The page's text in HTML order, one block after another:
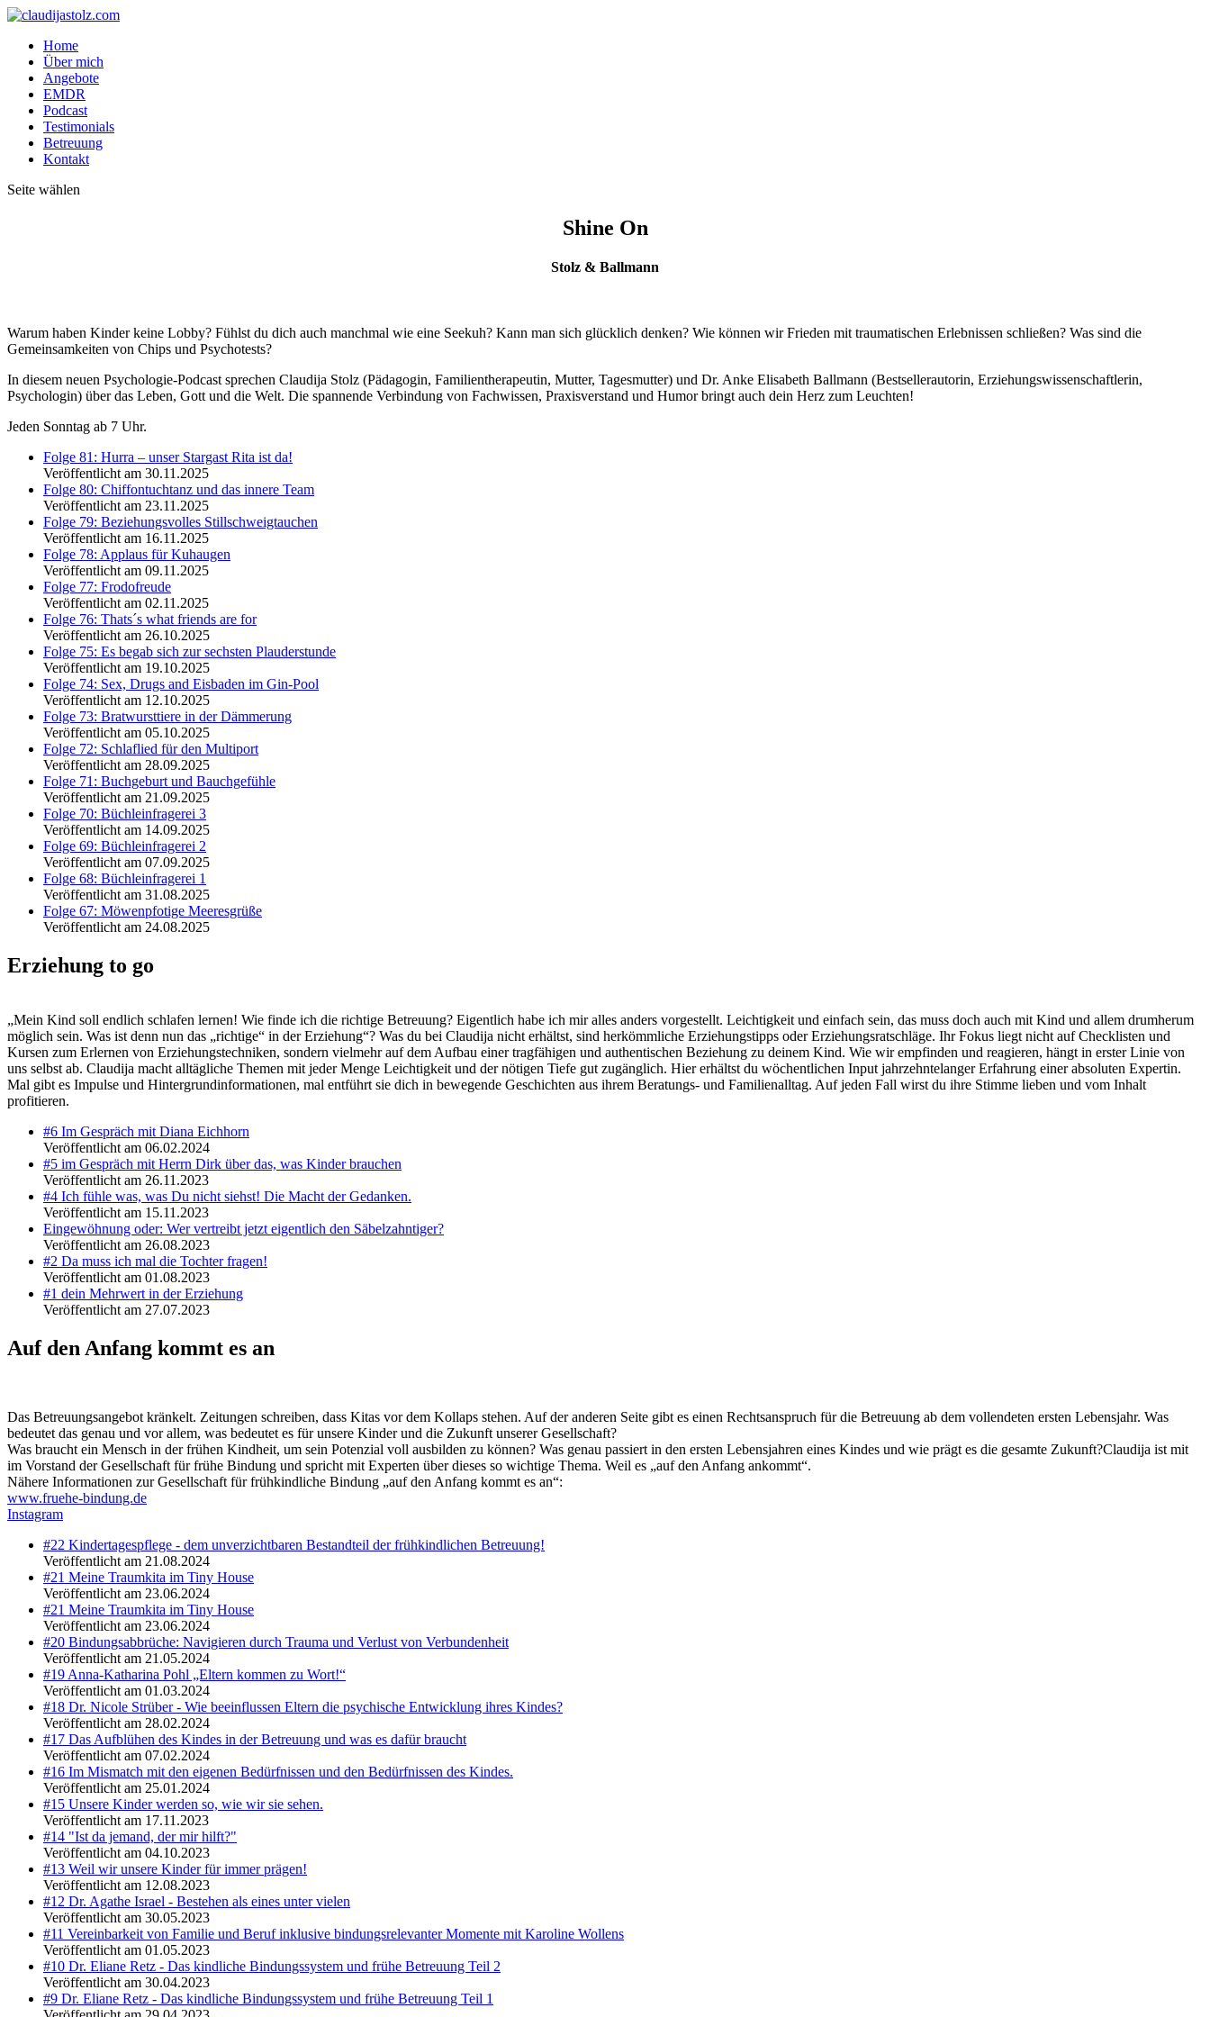
Home
Über mich
Angebote
EMDR
Podcast
Testimonials
Betreuung
Kontakt
Seite wählen
Shine On
Stolz & Ballmann
Warum haben Kinder keine Lobby? Fühlst du dich auch manchmal wie eine Seekuh? Kann man sich glücklich denken? Wie können wir Frieden mit traumatischen Erlebnissen schließen? Was sind die
Gemeinsamkeiten von Chips und Psychotests?
In diesem neuen Psychologie-Podcast sprechen Claudija Stolz (Pädagogin, Familientherapeutin, Mutter, Tagesmutter) und Dr. Anke Elisabeth Ballmann (Bestsellerautorin, Erziehungswissenschaftlerin,
Psychologin) über das Leben, Gott und die Welt. Die spannende Verbindung von Fachwissen, Praxisverstand und Humor bringt auch dein Herz zum Leuchten!
Jeden Sonntag ab 7 Uhr.
Folge 81: Hurra – unser Stargast Rita ist da!
Veröffentlicht am 30.11.2025
Folge 80: Chiffontuchtanz und das innere Team
Veröffentlicht am 23.11.2025
Folge 79: Beziehungsvolles Stillschweigtauchen
Veröffentlicht am 16.11.2025
Folge 78: Applaus für Kuhaugen
Veröffentlicht am 09.11.2025
Folge 77: Frodofreude
Veröffentlicht am 02.11.2025
Folge 76: Thats´s what friends are for
Veröffentlicht am 26.10.2025
Folge 75: Es begab sich zur sechsten Plauderstunde
Veröffentlicht am 19.10.2025
Folge 74: Sex, Drugs and Eisbaden im Gin-Pool
Veröffentlicht am 12.10.2025
Folge 73: Bratwursttiere in der Dämmerung
Veröffentlicht am 05.10.2025
Folge 72: Schlaflied für den Multiport
Veröffentlicht am 28.09.2025
Folge 71: Buchgeburt und Bauchgefühle
Veröffentlicht am 21.09.2025
Folge 70: Büchleinfragerei 3
Veröffentlicht am 14.09.2025
Folge 69: Büchleinfragerei 2
Veröffentlicht am 07.09.2025
Folge 68: Büchleinfragerei 1
Veröffentlicht am 31.08.2025
Folge 67: Möwenpfotige Meeresgrüße
Veröffentlicht am 24.08.2025
Erziehung to go
„Mein Kind soll endlich schlafen lernen! Wie finde ich die richtige Betreuung? Eigentlich habe ich mir alles anders vorgestellt. Leichtigkeit und einfach sein, das muss doch auch mit Kind und allem drumherum
möglich sein. Was ist denn nun das „richtige“ in der Erziehung“? Was du bei Claudija nicht erhältst, sind herkömmliche Erziehungstipps oder Erziehungsratschläge. Ihr Fokus liegt nicht auf Checklisten und
Kursen zum Erlernen von Erziehungstechniken, sondern vielmehr auf dem Aufbau einer tragfähigen und authentischen Beziehung zu deinem Kind. Wie wir empfinden und reagieren, hängt in erster Linie von
uns selbst ab. Claudija macht alltägliche Themen mit jeder Menge Leichtigkeit und der nötigen Tiefe gut zugänglich. Hier erhältst du wöchentlichen Input jahrzehntelanger Erfahrung einer absoluten Expertin.
Mal gibt es Impulse und Hintergrundinformationen, mal entführt sie dich in bewegende Geschichten aus ihrem Beratungs- und Familienalltag. Auf jeden Fall wirst du ihre Stimme lieben und vom Inhalt
profitieren.
#6 Im Gespräch mit Diana Eichhorn
Veröffentlicht am 06.02.2024
#5 im Gespräch mit Herrn Dirk über das, was Kinder brauchen
Veröffentlicht am 26.11.2023
#4 Ich fühle was, was Du nicht siehst! Die Macht der Gedanken.
Veröffentlicht am 15.11.2023
Eingewöhnung oder: Wer vertreibt jetzt eigentlich den Säbelzahntiger?
Veröffentlicht am 26.08.2023
#2 Da muss ich mal die Tochter fragen!
Veröffentlicht am 01.08.2023
#1 dein Mehrwert in der Erziehung
Veröffentlicht am 27.07.2023
Auf den Anfang kommt es an
Das Betreuungsangebot kränkelt. Zeitungen schreiben, dass Kitas vor dem Kollaps stehen. Auf der anderen Seite gibt es einen Rechtsanspruch für die Betreuung ab dem vollendeten ersten Lebensjahr. Was
bedeutet das genau und vor allem, was bedeutet es für unsere Kinder und die Zukunft unserer Gesellschaft?
Was braucht ein Mensch in der frühen Kindheit, um sein Potenzial voll ausbilden zu können? Was genau passiert in den ersten Lebensjahren eines Kindes und wie prägt es die gesamte Zukunft?Claudija ist mit
im Vorstand der Gesellschaft für frühe Bindung und spricht mit Experten über dieses so wichtige Thema. Weil es „auf den Anfang ankommt“.
Nähere Informationen zur Gesellschaft für frühkindliche Bindung „auf den Anfang kommt es an“:
www.fruehe-bindung.de
Instagram
#22 Kindertagespflege - dem unverzichtbaren Bestandteil der frühkindlichen Betreuung!
Veröffentlicht am 21.08.2024
#21 Meine Traumkita im Tiny House
Veröffentlicht am 23.06.2024
#21 Meine Traumkita im Tiny House
Veröffentlicht am 23.06.2024
#20 Bindungsabbrüche: Navigieren durch Trauma und Verlust von Verbundenheit
Veröffentlicht am 21.05.2024
#19 Anna-Katharina Pohl „Eltern kommen zu Wort!“
Veröffentlicht am 01.03.2024
#18 Dr. Nicole Strüber - Wie beeinflussen Eltern die psychische Entwicklung ihres Kindes?
Veröffentlicht am 28.02.2024
#17 Das Aufblühen des Kindes in der Betreuung und was es dafür braucht
Veröffentlicht am 07.02.2024
#16 Im Mismatch mit den eigenen Bedürfnissen und den Bedürfnissen des Kindes.
Veröffentlicht am 25.01.2024
#15 Unsere Kinder werden so, wie wir sie sehen.
Veröffentlicht am 17.11.2023
#14 "Ist da jemand, der mir hilft?"
Veröffentlicht am 04.10.2023
#13 Weil wir unsere Kinder für immer prägen!
Veröffentlicht am 12.08.2023
#12 Dr. Agathe Israel - Bestehen als eines unter vielen
Veröffentlicht am 30.05.2023
#11 Vereinbarkeit von Familie und Beruf inklusive bindungsrelevanter Momente mit Karoline Wollens
Veröffentlicht am 01.05.2023
#10 Dr. Eliane Retz - Das kindliche Bindungssystem und frühe Betreuung Teil 2
Veröffentlicht am 30.04.2023
#9 Dr. Eliane Retz - Das kindliche Bindungssystem und frühe Betreuung Teil 1